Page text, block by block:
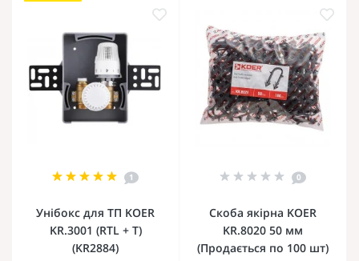
1
Унібокс для ТП KOER
KR.3001 (RTL + T)
(KR2884)
0
Скоба якірна KOER
KR.8020 50 мм
(Продається по 100 шт)